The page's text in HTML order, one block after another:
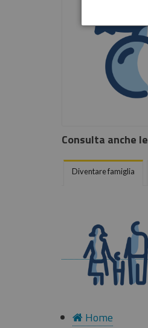
Consulta anche le
Diventare famiglia
Home